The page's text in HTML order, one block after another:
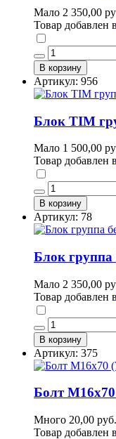
Мало 2 350,00
Товар добавлен в
В корзину
Артикул: 956
Блок TIM
Мало 1 500,00
Товар добавлен в
В корзину
Артикул: 78
Блок группа
Мало 2 350,00
Товар добавлен в
В корзину
Артикул: 375
Болт
Много 20,00 руб.
Товар добавлен в